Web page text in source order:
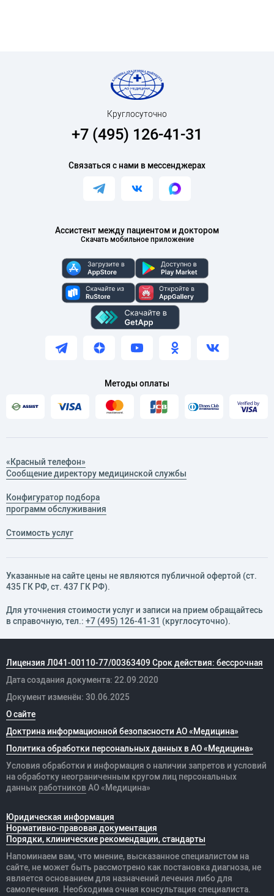
Ассистент между пациентом и доктором
Скачать мобильное приложение
Круглосуточно
+7 (495) 126-41-31
Связаться с нами в мессенджерах
Методы оплаты
«Красный телефон»
Сообщение директору медицинской службы
Конфигуратор подбора
программ обслуживания
Стоимость услуг
Указанные на сайте цены не являются публичной офертой (ст.
435 ГК РФ, cт. 437 ГК РФ).
Для уточнения стоимости услуг и записи на прием обращайтесь
в справочную, тел.: +7 (495) 126-41-31 (круглосуточно).
Лицензия Л041-00110-77/00363409 Срок действия: бессрочная
Дата создания документа: 22.09.2020
Документ изменён: 30.06.2025
О сайте
Доктрина информационной безопасности АО «Медицина»
Политика обработки персональных данных в АО «Медицина»
Условия обработки и информация о наличии запретов и условий
на обработку неограниченным кругом лиц персональных
данных работников АО «Медицина»
Юридическая информация
Нормативно-правовая документация
Порядки, клинические рекомендации, стандарты
Напоминаем вам, что мнение, высказанное специалистом на
сайте, не может быть рассмотрено как постановка диагноза, не
является основанием для назначений лечения либо для
самолечения. Необходима очная консультация специалиста.